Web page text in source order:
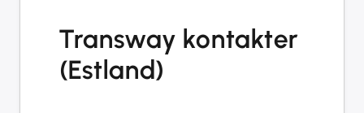
Transway kontakter
(Estland)